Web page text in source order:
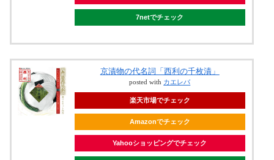
7netでチェック
京漬物の代名詞「西利の千枚漬」
posted with カエレバ
楽天市場でチェック
Amazonでチェック
Yahooショッピングでチェック